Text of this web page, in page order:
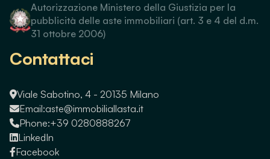
Autorizzazione Ministero della Giustizia per la
pubblicità delle aste immobiliari (art. 3 e 4 del d.m.
31 ottobre 2006)
Contattaci
Viale Sabotino, 4 - 20135 Milano
Email:aste@immobiliallasta.it
Phone:+39 0280888267
LinkedIn
Facebook